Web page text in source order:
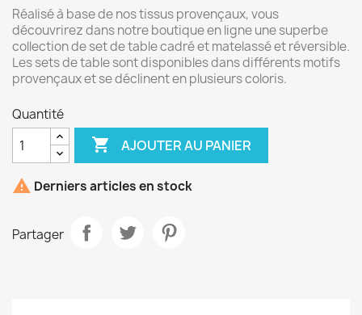
Réalisé à base de nos tissus provençaux, vous
découvrirez dans notre boutique en ligne une superbe
collection de set de table cadré et matelassé et réversible.
Les sets de table sont disponibles dans différents motifs
provençaux et se déclinent en plusieurs coloris.
Quantité
 AJOUTER AU PANIER
 Derniers articles en stock
Partager